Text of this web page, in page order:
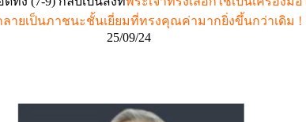
ายเป็นภาชนะชั้นเยี่ยมที่ทรงคุณค่ามากยิ่งขึ้นกว่าเดิม !
25/09/24